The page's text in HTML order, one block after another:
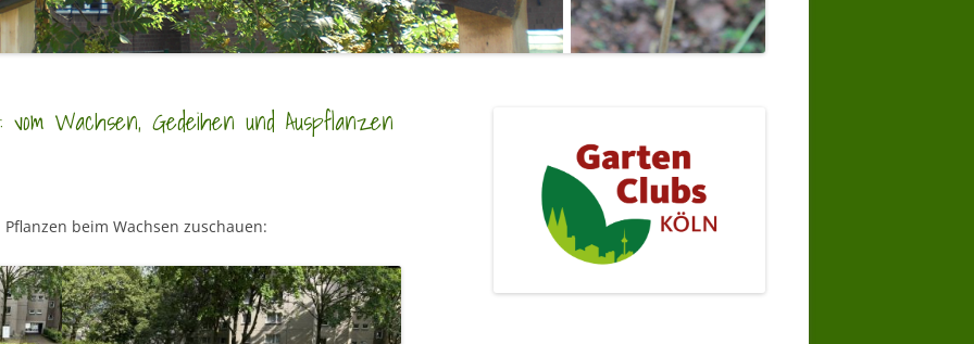
Wachsen, Gedeihen und Auspflanzen
beim Wachsen zuschauen: